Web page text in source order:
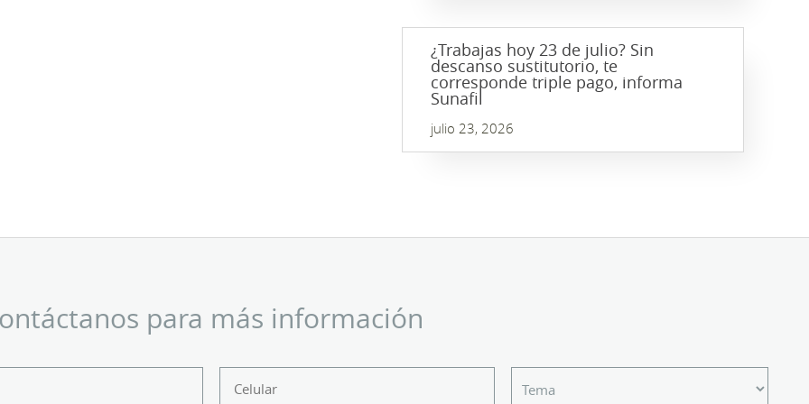
¿Trabajas hoy 23 de julio? Sin
descanso sustitutorio, te
corresponde triple pago, informa
Sunafil
julio 23, 2026
para más información